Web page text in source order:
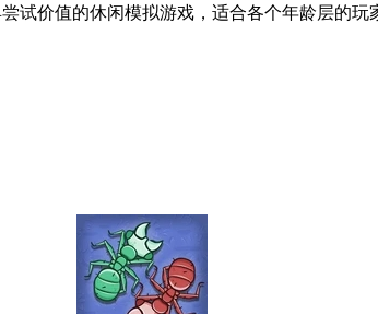
试价值的休闲模拟游戏，适合各个年龄层的玩